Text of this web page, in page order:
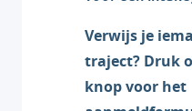
Verwijs je
traject? Druk
knop voor het